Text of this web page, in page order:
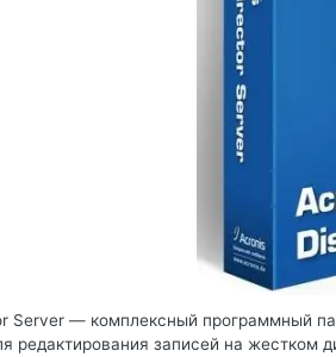
Server — комплексный программный
редактирования записей на жестком